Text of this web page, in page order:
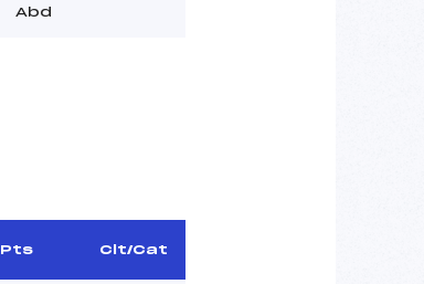
Abd
Pts Clt/Cat